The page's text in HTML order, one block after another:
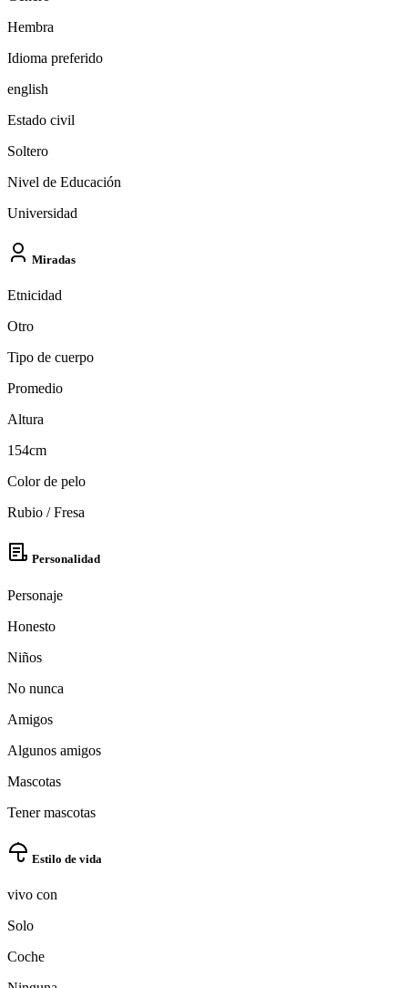
Hembra
Idioma preferido
english
Estado civil
Soltero
Nivel de Educación
Universidad
Miradas
Etnicidad
Otro
Tipo de cuerpo
Promedio
Altura
154cm
Color de pelo
Rubio / Fresa
Personalidad
Personaje
Honesto
Niños
No nunca
Amigos
Algunos amigos
Mascotas
Tener mascotas
Estilo de vida
vivo con
Solo
Coche